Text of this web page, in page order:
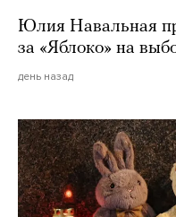
Юлия Навальная
за «Яблоко» на
день назад